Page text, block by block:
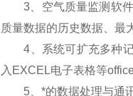
3、空气质量监测软件
质量数据的历史数据、最
4、系统可扩充多种记
入EXCEL电子表格等
5、*的数据处理与通讯